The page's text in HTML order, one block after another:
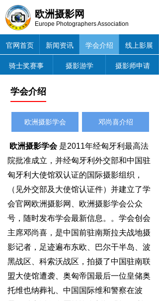
欧洲摄影网
Europe Photographers Association
官网首页 新闻资讯 学会介绍 线上影展
骑士奖赛事 摄影游学 摄影师申请
学会介绍
欧洲摄影学会 邓尚喜介绍
欧洲摄影学会 是2011年经匈牙利最高法
院批准成立，并经匈牙利外交部和中国驻
匈牙利大使馆双认证的国际摄影组织，
（见外交部及大使馆认证件）并建立了学
会官网欧洲摄影网、欧洲摄影学会公众
号，随时发布学会最新信息。。学会创会
主席邓尚喜，是中国前驻南斯拉夫战地摄
影记者，足迹遍布东欧、巴尔干半岛、波
黑战区、科索沃战区，拍摄了中国驻南联
盟大使馆遭袭、奥匈帝国最后一位皇储奥
托维也纳葬礼、中国国际维和警察在波